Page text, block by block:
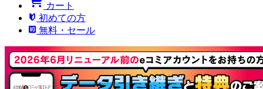
カート
初めての方
無料・セール